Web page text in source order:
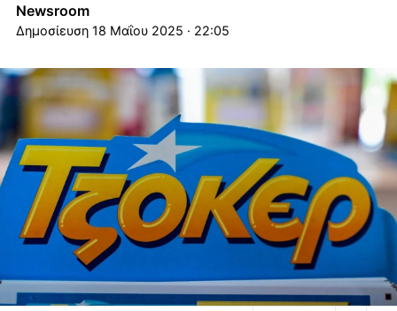
Newsroom
18 Μαΐου 2025 · 22:05